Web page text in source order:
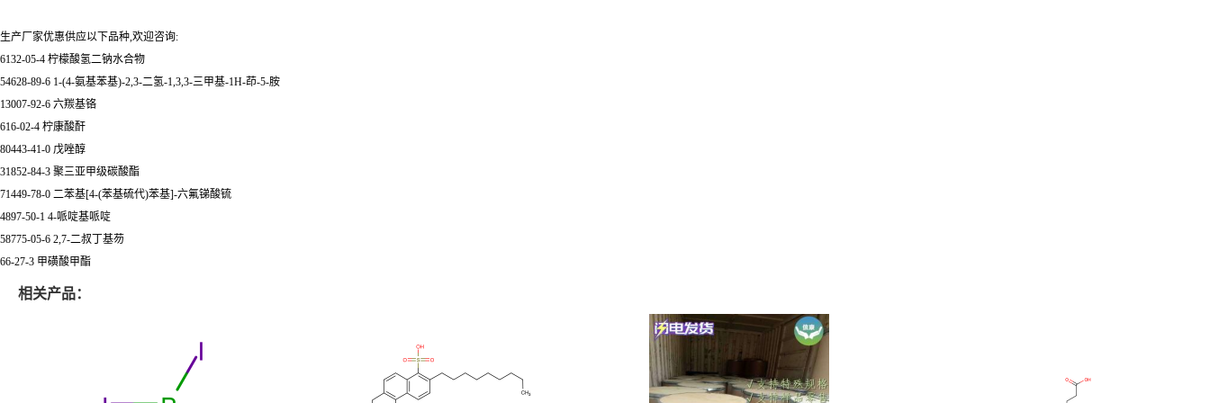
生产厂家优惠供应以下品种,欢迎咨询:
6132-05-4 柠檬酸氢二钠水合物
54628-89-6 1-(4-氨基苯基)-2,3-二氢-1,3,3-三甲基-1H-茚-5-胺
13007-92-6 六羰基铬
616-02-4 柠康酸酐
80443-41-0 戊唑醇
31852-84-3 聚三亚甲级碳酸酯
71449-78-0 二苯基[4-(苯基硫代)苯基]-六氟锑酸锍
4897-50-1 4-哌啶基哌啶
58775-05-6 2,7-二叔丁基芴
66-27-3 甲磺酸甲酯
相关产品：